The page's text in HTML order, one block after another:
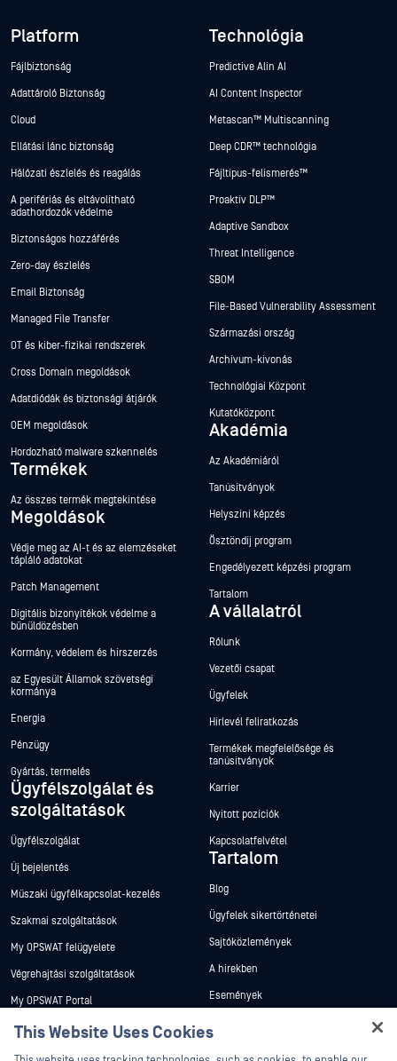
Platform
Fájlbiztonság
Adattároló Biztonság
Cloud
Ellátási lánc biztonság
Hálózati észlelés és reagálás
A perifériás és eltávolítható
adathordozók védelme
Biztonságos hozzáférés
Zero-day észlelés
Email Biztonság
Managed File Transfer
OT és kiber-fizikai rendszerek
Cross Domain megoldások
Adatdiódák és biztonsági átjárók
OEM megoldások
Hordozható malware szkennelés
Termékek
Az összes termék megtekintése
Megoldások
Védje meg az AI-t és az elemzéseket
tápláló adatokat
Patch Management
Digitális bizonyítékok védelme a
bűnüldözésben
Kormány, védelem és hírszerzés
az Egyesült Államok szövetségi
kormánya
Energia
Pénzügy
Gyártás, termelés
Ügyfélszolgálat és
szolgáltatások
Ügyfélszolgálat
Új bejelentés
Műszaki ügyfélkapcsolat-kezelés
Szakmai szolgáltatások
My OPSWAT felügyelete
Végrehajtási szolgáltatások
My OPSWAT Portal
Műszaki dokumentáció
Képzések
Technológia
Predictive Alin AI
AI Content Inspector
Metascan™ Multiscanning
Deep CDR™ technológia
Fájltípus-felismerés™
Proaktív DLP™
Adaptive Sandbox
Threat Intelligence
SBOM
File-Based Vulnerability Assessment
Származási ország
Archívum-kivonás
Technológiai Központ
Kutatóközpont
Akadémia
Az Akadémiáról
Tanúsítványok
Helyszíni képzés
Ösztöndíj program
Engedélyezett képzési program
Tartalom
A vállalatról
Rólunk
Vezetői csapat
Ügyfelek
Hírlevél feliratkozás
Termékek megfelelősége és
tanúsítványok
Karrier
Nyitott pozíciók
Kapcsolatfelvétel
Tartalom
Blog
Ügyfelek sikertörténetei
Sajtóközlemények
A hírekben
Események
This Website Uses Cookies
Hey there!